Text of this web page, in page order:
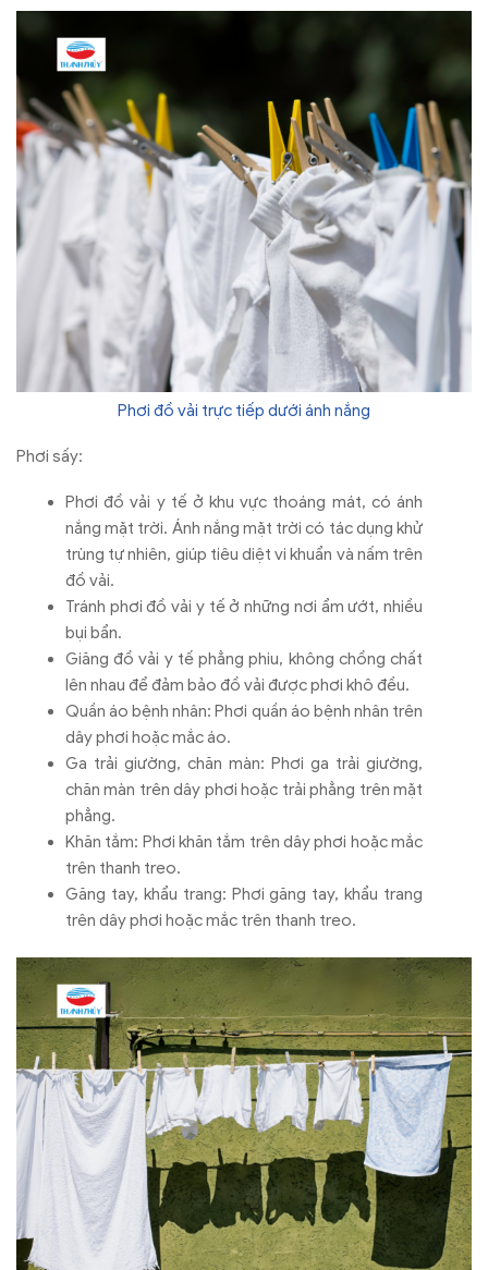
Phơi đồ vải trực tiếp dưới ánh nắng
Phơi sấy:
Phơi đồ vải y tế ở khu vực thoáng mát, có ánh
nắng mặt trời. Ánh nắng mặt trời có tác dụng khử
trùng tự nhiên, giúp tiêu diệt vi khuẩn và nấm trên
đồ vải.
Tránh phơi đồ vải y tế ở những nơi ẩm ướt, nhiều
bụi bẩn.
Giăng đồ vải y tế phẳng phiu, không chồng chất
lên nhau để đảm bảo đồ vải được phơi khô đều.
Quần áo bệnh nhân: Phơi quần áo bệnh nhân trên
dây phơi hoặc mắc áo.
Ga trải giường, chăn màn: Phơi ga trải giường,
chăn màn trên dây phơi hoặc trải phẳng trên mặt
phẳng.
Khăn tắm: Phơi khăn tắm trên dây phơi hoặc mắc
trên thanh treo.
Găng tay, khẩu trang: Phơi găng tay, khẩu trang
trên dây phơi hoặc mắc trên thanh treo.